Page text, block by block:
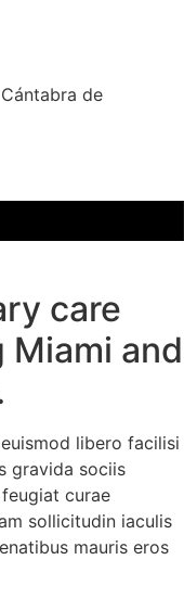
de
care
and
libero facilisi
gravida sociis
curae
sollicitudin iaculis
mauris eros